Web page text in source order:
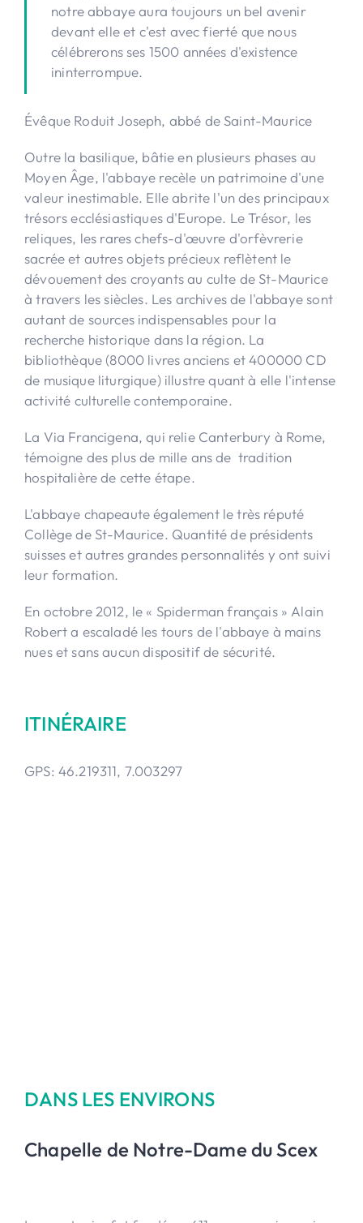
notre abbaye aura toujours un bel avenir
devant elle et c'est avec fierté que nous
célébrerons ses 1500 années d'existence
ininterrompue.
Évêque Roduit Joseph, abbé de Saint-Maurice
Outre la basilique, bâtie en plusieurs phases au
Moyen Âge, l'abbaye recèle un patrimoine d'une
valeur inestimable. Elle abrite l'un des principaux
trésors ecclésiastiques d'Europe. Le Trésor, les
reliques, les rares chefs-d'œuvre d'orfèvrerie
sacrée et autres objets précieux reflètent le
dévouement des croyants au culte de St-Maurice
à travers les siècles. Les archives de l'abbaye sont
autant de sources indispensables pour la
recherche historique dans la région. La
bibliothèque (8000 livres anciens et 400000 CD
de musique liturgique) illustre quant à elle l'intense
activité culturelle contemporaine.
La Via Francigena, qui relie Canterbury à Rome,
témoigne des plus de mille ans de tradition
hospitalière de cette étape.
L'abbaye chapeaute également le très réputé
Collège de St-Maurice. Quantité de présidents
suisses et autres grandes personnalités y ont suivi
leur formation.
En octobre 2012, le « Spiderman français » Alain
Robert a escaladé les tours de l'abbaye à mains
nues et sans aucun dispositif de sécurité.
ITINÉRAIRE
GPS: 46.219311, 7.003297
DANS LES ENVIRONS
Chapelle de Notre-Dame du Scex